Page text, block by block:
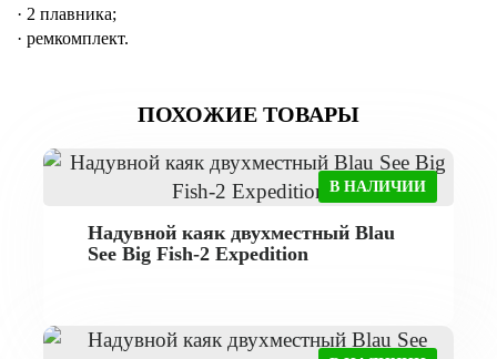
· 2 плавника;
· ремкомплект.
ПОХОЖИЕ ТОВАРЫ
В НАЛИЧИИ
Надувной каяк двухместный Blau
See Big Fish-2 Expedition